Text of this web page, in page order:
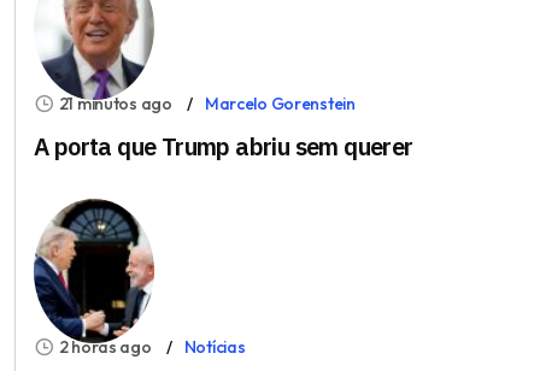
21 minutos ago Marcelo Gorenstein
A porta que Trump abriu sem querer
2 horas ago Notícias